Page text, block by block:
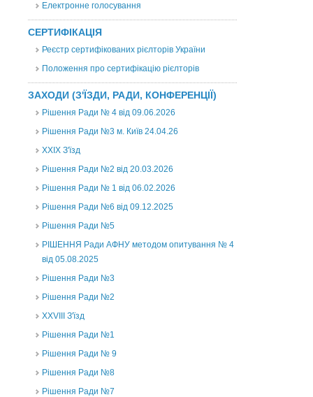
Електронне голосування
СЕРТИФІКАЦІЯ
Реєстр сертифікованих рієлторів України
Положення про сертифікацію рієлторів
ЗАХОДИ (З'ЇЗДИ, РАДИ, КОНФЕРЕНЦІЇ)
Рішення Ради № 4 від 09.06.2026
Рішення Ради №3 м. Київ 24.04.26
XXІХ З'їзд
Рішення Ради №2 від 20.03.2026
Рішення Ради № 1 від 06.02.2026
Рішення Ради №6 від 09.12.2025
Рішення Ради №5
РІШЕННЯ Ради АФНУ методом опитування № 4
від 05.08.2025
Рішення Ради №3
Рішення Ради №2
XXVIII З'їзд
Рішення Ради №1
Рішення Ради № 9
Рішення Ради №8
Рішення Ради №7